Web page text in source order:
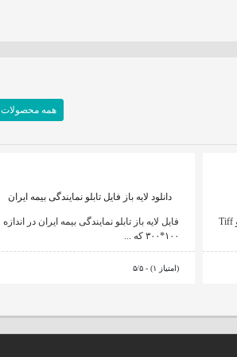
همه محصولات
وکتور آرایشگاه مردانه در دو فرمت AI ، و Tiff
دانلود لایه باز فایل تابلو نمایندگی بیمه ایران
فایل لایه باز تابلو نمایندگی بیمه ایران در اندازه
۱۰۰*۳۰۰ که ...
۵/۵ - (۱ امتیاز)